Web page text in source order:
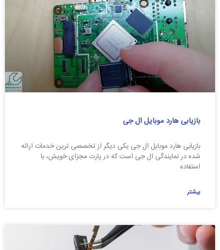
بازیابی هارد موبایل ال جی
بازیابی هارد موبایل ال جی یکی دیگر از تخصصی ترین خدمات ارائه
شده در نمایندگی ال جی است که در پارت مجزای خویش، با
استفاده
بیشتر